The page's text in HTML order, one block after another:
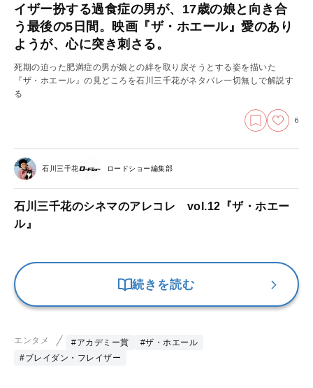
イザー扮する過食症の男が、17歳の娘と向き合
う最後の5日間。映画『ザ・ホエール』愛のあり
ようが、心に突き刺さる。
死期の迫った肥満症の男が娘との絆を取り戻そうとする姿を描いた
『ザ・ホエール』の見どころを石川三千花がネタバレ一切無しで解説す
る
6
石川三千花 ロードショー編集部
石川三千花のシネマのアレコレ vol.12『ザ・ホエー
ル』
続きを読む
エンタメ #アカデミー賞
#ザ・ホエール
#ブレイダン・フレイザー